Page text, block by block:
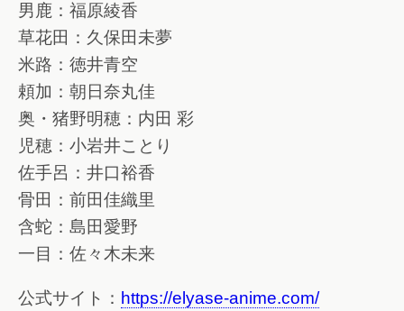
男鹿：福原綾香
草花田：久保田未夢
米路：徳井青空
頼加：朝日奈丸佳
奥・猪野明穂：内田 彩
児穂：小岩井ことり
佐手呂：井口裕香
骨田：前田佳織里
含蛇：島田愛野
一目：佐々木未来
公式サイト： https://elyase-anime.com/